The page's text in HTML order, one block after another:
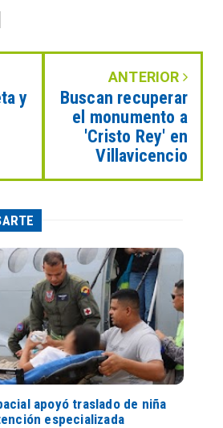
y
ANTERIOR
Buscan recuperar
el monumento a
'Cristo Rey' en
Villavicencio
apoyó traslado de niña
especializada